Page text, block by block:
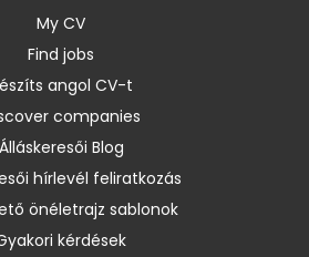
My CV
Find jobs
angol CV-t
companies
Álláskeresői Blog
hírlevél feliratkozás
önéletrajz sablonok
kérdések